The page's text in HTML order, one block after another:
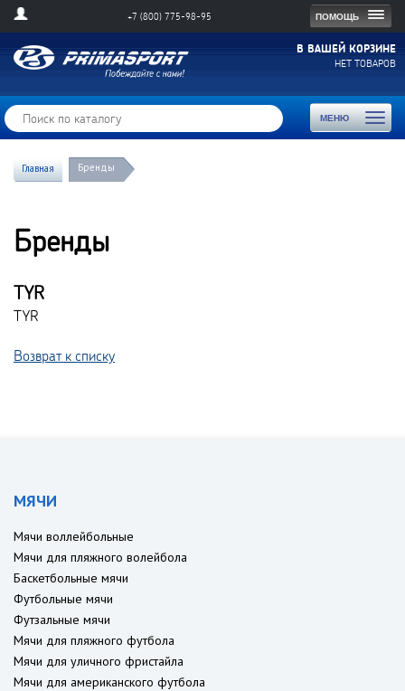
ПОМОЩЬ
+7 (800) 775-98-95
В ВАШЕЙ КОРЗИНЕ
НЕТ ТОВАРОВ
МЕНЮ
Toggle
Главная Бренды
Бренды
TYR
TYR
Возврат к списку
МЯЧИ
Мячи воллейбольные
Мячи для пляжного волейбола
Баскетбольные мячи
Футбольные мячи
Футзальные мячи
Мячи для пляжного футбола
Мячи для уличного фристайла
Мячи для американского футбола